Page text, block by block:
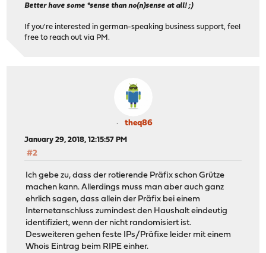
Better have some *sense than no(n)sense at all! ;)
If you're interested in german-speaking business support, feel
free to reach out via PM.
theq86
January 29, 2018, 12:15:57 PM
#2
Ich gebe zu, dass der rotierende Präfix schon Grütze
machen kann. Allerdings muss man aber auch ganz
ehrlich sagen, dass allein der Präfix bei einem
Internetanschluss zumindest den Haushalt eindeutig
identifiziert, wenn der nicht randomisiert ist.
Desweiteren gehen feste IPs/Präfixe leider mit einem
Whois Eintrag beim RIPE einher.